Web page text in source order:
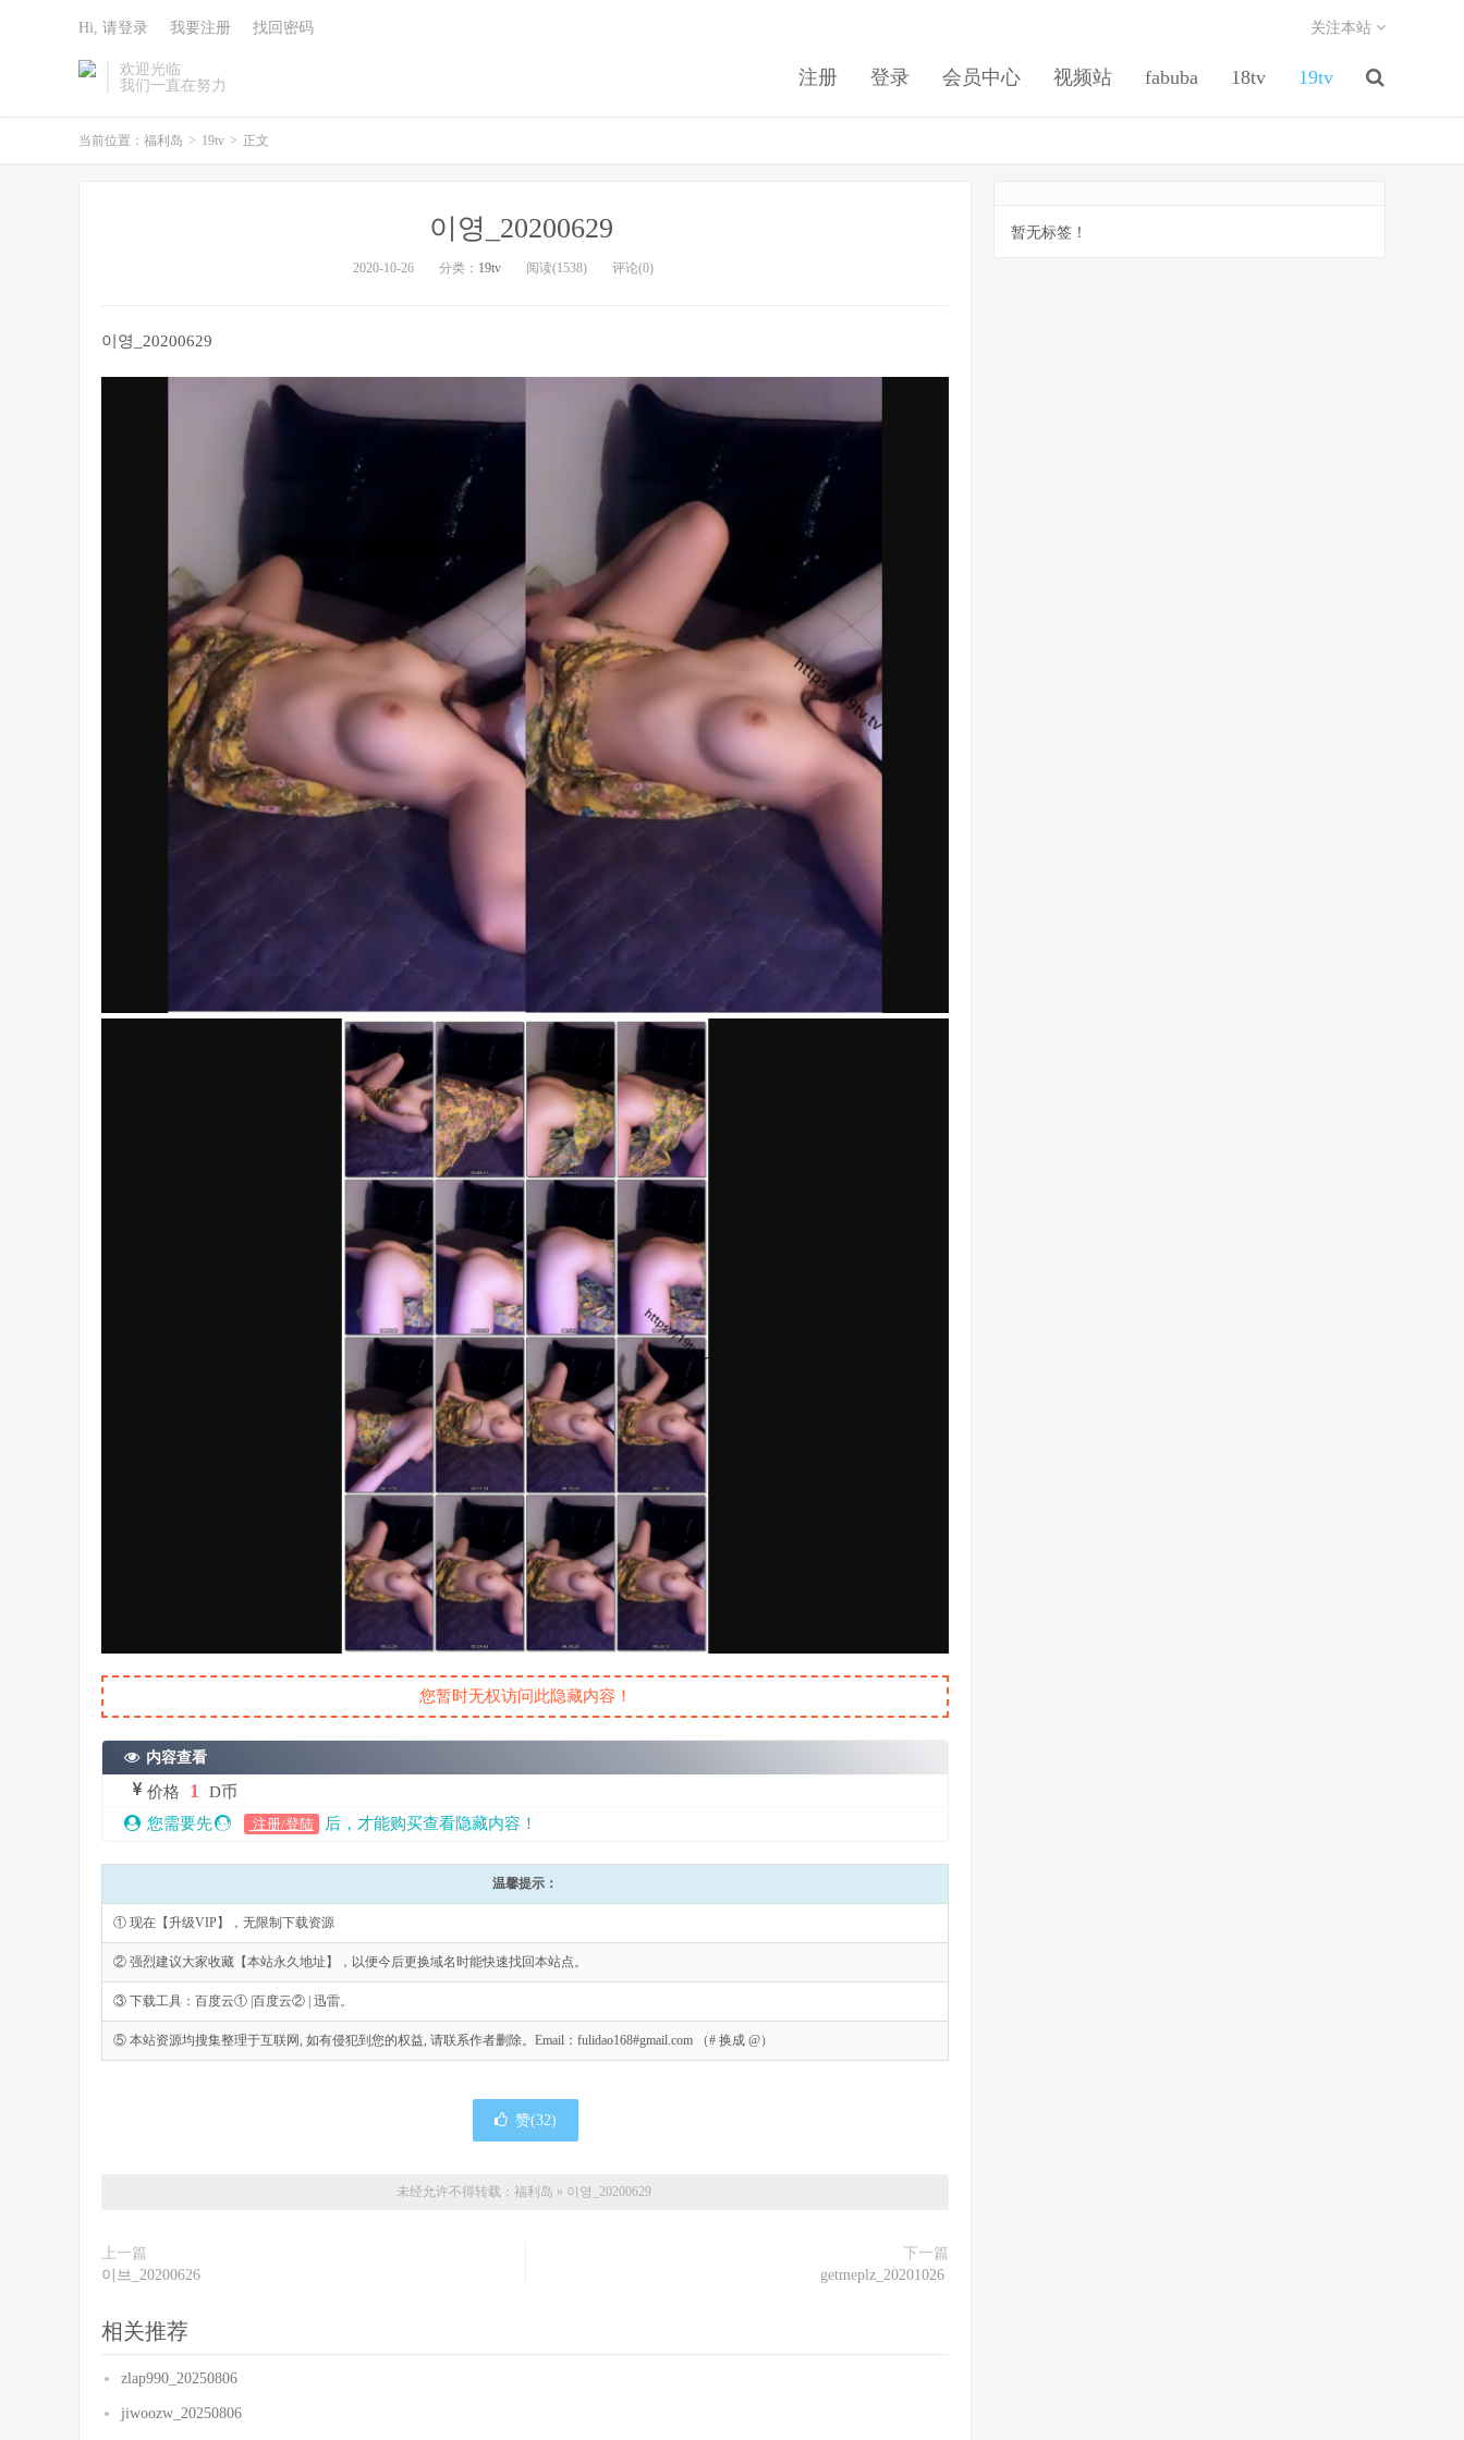
欢迎光临
我们一直在努力
注册 登录 会员中心 视频站 fabuba 18tv 19tv
关注本站
Hi, 请登录 我要注册 找回密码
当前位置： 福利岛 > 19tv > 正文
이영_20200629
2020-10-26 分类： 19tv 阅读(1538) 评论(0)
이영_20200629
您暂时无权访问此隐藏内容！
内容查看
价格 1
D币
您需要先
注册/登陆 后，才能购买查看隐藏内容！
温馨提示：
① 现在【升级VIP】，无限制下载资源
② 强烈建议大家收藏【本站永久地址】，以便今后更换域名时能快速找回本站点。
③ 下载工具：百度云① |百度云② | 迅雷。
⑤ 本站资源均搜集整理于互联网, 如有侵犯到您的权益, 请联系作者删除。Email：fulidao168#gmail.com （# 换成 @）
赞(32)
未经允许不得转载： 福利岛 » 이영_20200629
上一篇
이브_20200626
下一篇
getmeplz_20201026
相关推荐
zlap990_20250806
jiwoozw_20250806
暂无标签！